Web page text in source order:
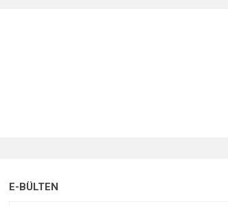
E-BÜLTEN